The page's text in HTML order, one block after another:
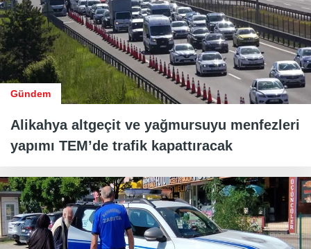
Gündem
Alikahya altgeçit ve yağmursuyu menfezleri
yapımı TEM’de trafik kapattıracak